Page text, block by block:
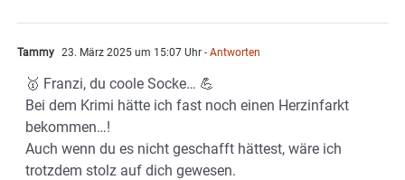
Tammy 23. März 2025 um 15:07 Uhr - Antworten
🥇 Franzi, du coole Socke… 💪
Bei dem Krimi hätte ich fast noch einen Herzinfarkt
bekommen…!
Auch wenn du es nicht geschafft hättest, wäre ich
trotzdem stolz auf dich gewesen.